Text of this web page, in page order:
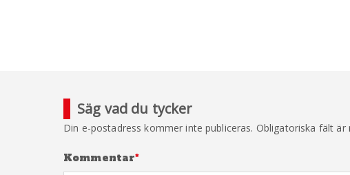
Säg vad du tycker
Din e-postadress kommer inte publiceras. Obligatoriska fält
Kommentar*